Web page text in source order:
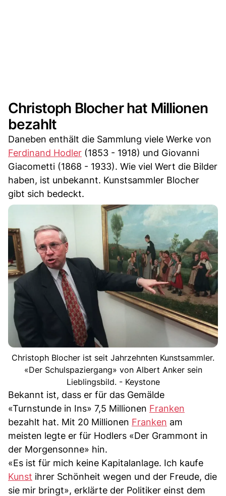
Christoph Blocher hat Millionen
bezahlt
Daneben enthält die Sammlung viele Werke von
Ferdinand Hodler (1853 - 1918) und Giovanni
Giacometti (1868 - 1933). Wie viel Wert die Bilder
haben, ist unbekannt. Kunstsammler Blocher
gibt sich bedeckt.
Christoph Blocher ist seit Jahrzehnten Kunstsammler.
«Der Schulspaziergang» von Albert Anker sein
Lieblingsbild. - Keystone
Bekannt ist, dass er für das Gemälde
«Turnstunde in Ins» 7,5 Millionen Franken
bezahlt hat. Mit 20 Millionen Franken am
meisten legte er für Hodlers «Der Grammont in
der Morgensonne» hin.
«Es ist für mich keine Kapitalanlage. Ich kaufe
Kunst ihrer Schönheit wegen und der Freude, die
sie mir bringt», erklärte der Politiker einst dem